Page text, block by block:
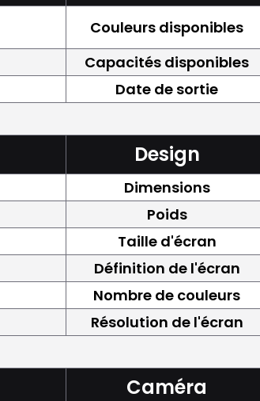
Couleurs disponibles
Capacités disponibles
Date de sortie
Design
Dimensions
Poids
Taille d'écran
Définition de l'écran
Nombre de couleurs
Résolution de l'écran
Caméra